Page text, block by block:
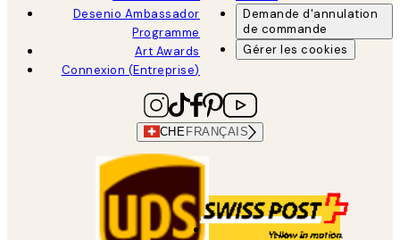
Desenio Ambassador
Programme
Art Awards
Connexion (Entreprise)
Demande d'annulation
de commande
Gérer les cookies
CHE FRANÇAIS